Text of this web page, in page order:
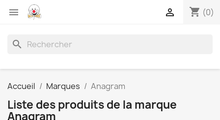
 shopping_cart (0)

search
Accueil Marques Anagram
Liste des produits de la marque
Anagram